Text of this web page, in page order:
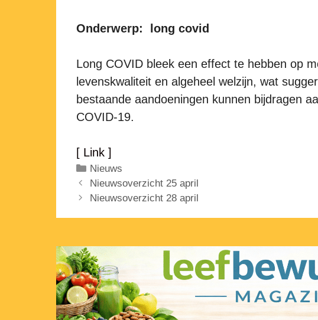
Onderwerp: long covid
Long COVID bleek een effect te hebben op
levenskwaliteit en algeheel welzijn, wat
bestaande aandoeningen kunnen bijdragen
COVID-19.
[ Link ]
Categorieën
Nieuws
Nieuwsoverzicht 25 april
Nieuwsoverzicht 28 april